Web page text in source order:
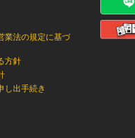
業法の規定に基づ
方針
し出手続き